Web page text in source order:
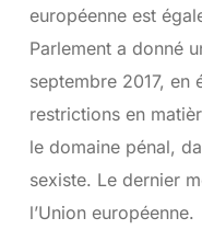
européenne est
Parlement a donné
septembre 2017, en
restrictions en
le domaine pénal,
sexiste. Le dernier
l’Union européenne.